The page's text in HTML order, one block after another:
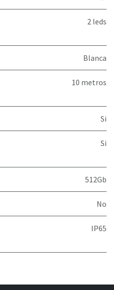
2 leds
Blanca
10 metros
Si
Si
512Gb
No
IP65